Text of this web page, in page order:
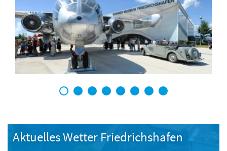
1 2 3 4 5 6 7 8
Aktuelles Wetter Friedrichshafen